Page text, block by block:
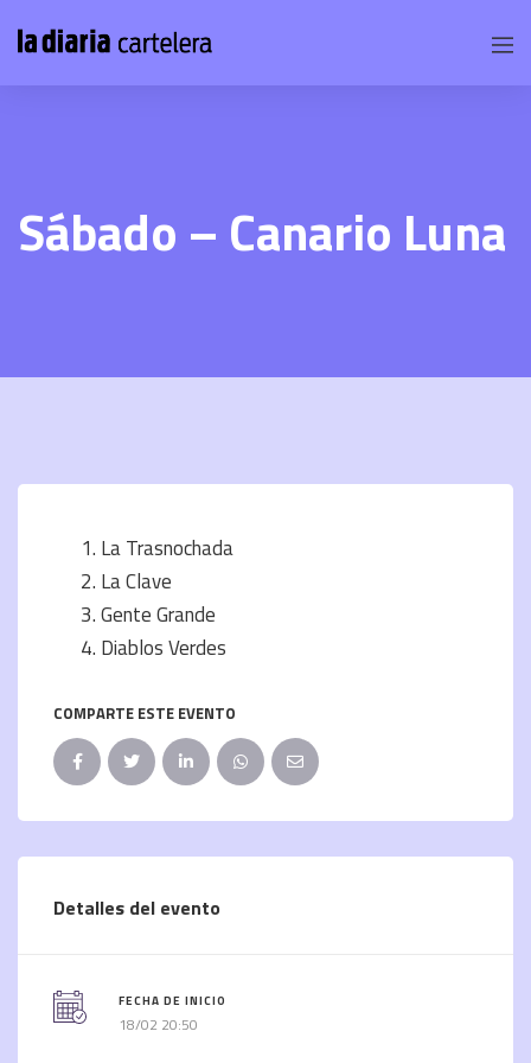
Sábado – Canario Luna
La Trasnochada
La Clave
Gente Grande
Diablos Verdes
COMPARTE ESTE EVENTO
Detalles del evento
FECHA DE INICIO
18/02 20:50